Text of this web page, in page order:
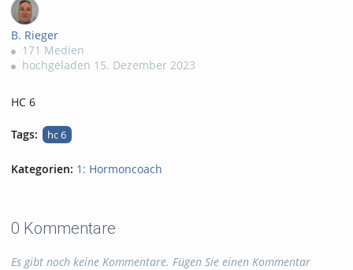
B. Rieger
171 Medien
hochgeladen 15. Dezember 2023
HC 6
Tags: hc 6
Kategorien: 1: Hormoncoach
0 Kommentare
Es gibt noch keine Kommentare. Fügen Sie einen Kommentar